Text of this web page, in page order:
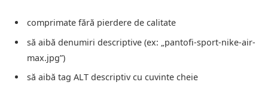
comprimate fără pierdere de calitate
să aibă denumiri descriptive (ex: „pantofi-sport-nike-air-
max.jpg”)
să aibă tag ALT descriptiv cu cuvinte cheie